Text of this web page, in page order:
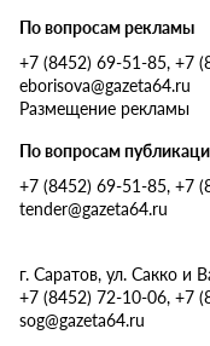
По вопросам рекламы
+7 (8452) 69-51-85, +7
eborisova@gazeta64.ru
Размещение рекламы
По вопросам
+7 (8452) 69-51-85, +7
tender@gazeta64.ru
г. Саратов, ул. Сакко и
+7 (8452) 72-10-06, +7
sog@gazeta64.ru